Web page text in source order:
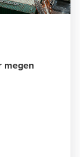
megen